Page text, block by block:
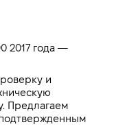
2017 года —
и
Предлагаем